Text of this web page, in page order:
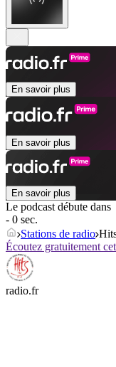
En savoir plus
En savoir plus
En savoir plus
Le podcast débute dans
- 0 sec.
Stations de radio
Écoutez gratuitement
radio.fr